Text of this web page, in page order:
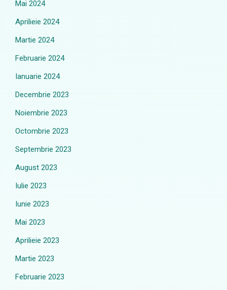
Mai 2024
Aprilieie 2024
Martie 2024
Februarie 2024
Ianuarie 2024
Decembrie 2023
Noiembrie 2023
Octombrie 2023
Septembrie 2023
August 2023
Iulie 2023
Iunie 2023
Mai 2023
Aprilieie 2023
Martie 2023
Februarie 2023